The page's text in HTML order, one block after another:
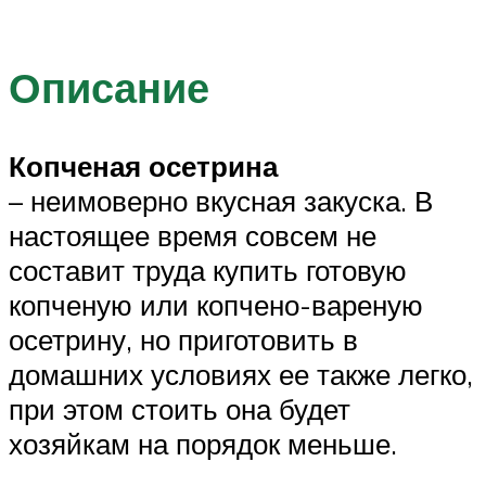
Описание
Копченая осетрина
– неимоверно вкусная закуска. В
настоящее время совсем не
составит труда купить готовую
копченую или копчено-вареную
осетрину, но приготовить в
домашних условиях ее также легко,
при этом стоить она будет
хозяйкам на порядок меньше.